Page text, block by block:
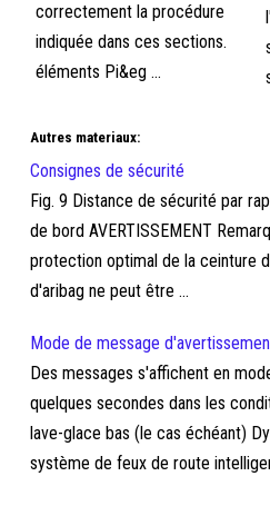
correctement la procédure
indiquée dans ces sections.
éléments Pi&eg ...
Autres materiaux:
Consignes de sécurité
Fig. 9 Distance de sécurité par
de bord AVERTISSEMENT
protection optimal de la ceinture
d'aribag ne peut être ...
Mode de message
Des messages s'affichent en
quelques secondes dans les
lave-glace bas (le cas échéant)
système de feux de route